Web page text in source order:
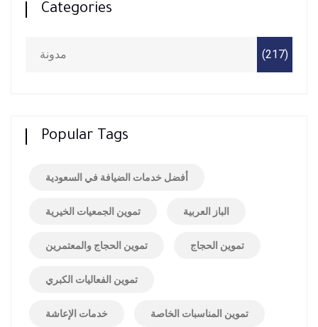
Categories
مدونة (217)
Popular Tags
أفضل خدمات الضيافة في السعودية
الباز العربية تموين الجمعيات الخيرية
تموين الحجاج تموين الحجاج والمعتمرين
تموين الفعاليات الكبري
تموين المناسبات الخاصة خدمات الإعاشة